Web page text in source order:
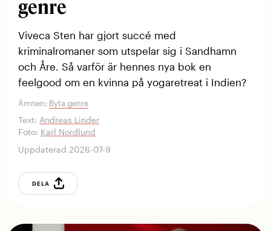
genre
Viveca Sten har gjort succé med
kriminalromaner som utspelar sig i Sandhamn
och Åre. Så varför är hennes nya bok en
feelgood om en kvinna på yogaretreat i Indien?
Ämnen: Byta genre
Text: Andreas Linder
Foto: Karl Nordlund
Uppdaterad 2026-07-9
DELA